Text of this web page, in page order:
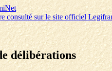
consulté sur le site officiel
délibérations